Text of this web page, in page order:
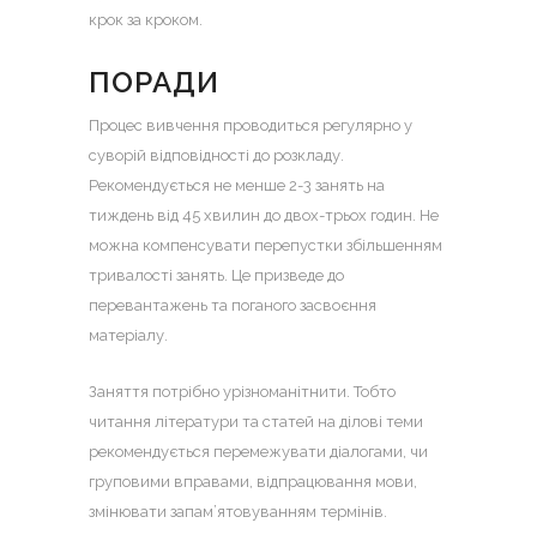
крок за кроком.
ПОРАДИ
Процес вивчення проводиться регулярно у
суворій відповідності до розкладу.
Рекомендується не менше 2-3 занять на
тиждень від 45 хвилин до двох-трьох годин. Не
можна компенсувати перепустки збільшенням
тривалості занять. Це призведе до
перевантажень та поганого засвоєння
матеріалу.
Заняття потрібно урізноманітнити. Тобто
читання літератури та статей на ділові теми
рекомендується перемежувати діалогами, чи
груповими вправами, відпрацювання мови,
змінювати запам’ятовуванням термінів.